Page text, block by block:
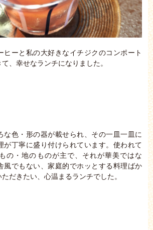
ヒーと私の大好きなイチジクのコンポート
、幸せなランチになりました。
な色・形の器が載せられ、その一皿一皿に
が丁寧に盛り付けられています。使われて
の・地のものが主で、それが華美ではな
風でもない、家庭的でホッとする料理ばか
だきたい、心温まるランチでした。